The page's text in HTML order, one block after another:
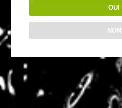
Retrouvez l’article sur
https://www.lemonde.fr/m-
OUI
NON